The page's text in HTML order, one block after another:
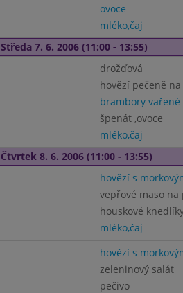
ovoce
mléko,čaj
Středa 7. 6. 2006 (11:00 - 13:55)
drožďová
hovězí pečeně
brambory vařené
špenát ,ovoce
mléko,čaj
Čtvrtek 8. 6. 2006 (11:00 - 13:55)
hovězí s
vepřové maso na
houskové
mléko,čaj
hovězí s
zeleninový salát
pečivo